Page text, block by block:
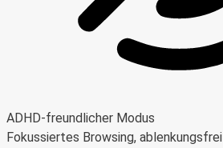
ADHD-freundlicher Modus
Fokussiertes Browsing, ablenkungsfrei